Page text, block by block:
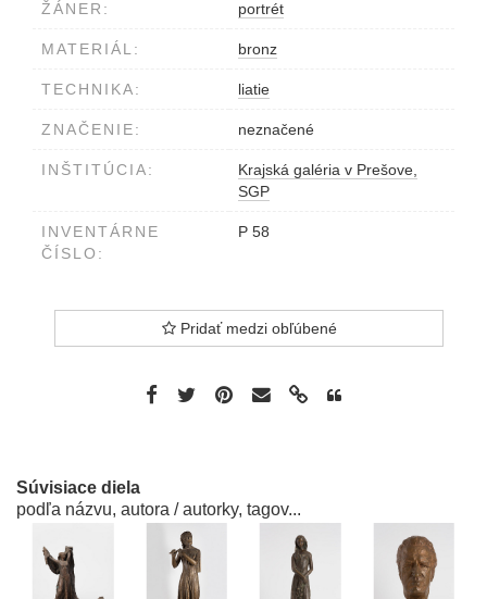
ŽÁNER: portrét
MATERIÁL: bronz
TECHNIKA: liatie
ZNAČENIE: neznačené
INŠTITÚCIA:
Krajská galéria v Prešove,
SGP
INVENTÁRNE
ČÍSLO:
P 58
Pridať medzi obľúbené
Súvisiace diela
podľa názvu, autora / autorky, tagov...